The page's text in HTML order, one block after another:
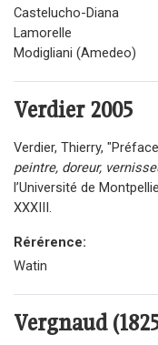
Castelucho-Diana
Lamorelle
Modigliani (Amedeo)
Verdier2005
Verdier, Thierry,
peintre, doreur,
l’Université de
XXXIII.
Rérérence:
Watin
Vergnaud